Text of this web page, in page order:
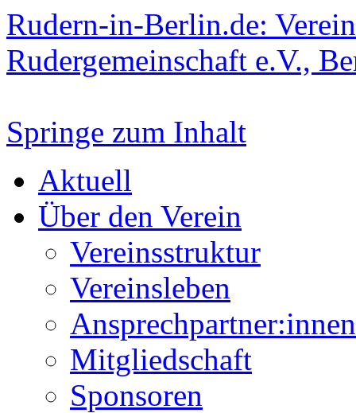
Rudern-in-Berlin.de:
Rudergemeinschaft e.V.,
Springe zum Inhalt
Aktuell
Über den Verein
Vereinsstruktur
Vereinsleben
Ansprechpartner:innen
Mitgliedschaft
Sponsoren